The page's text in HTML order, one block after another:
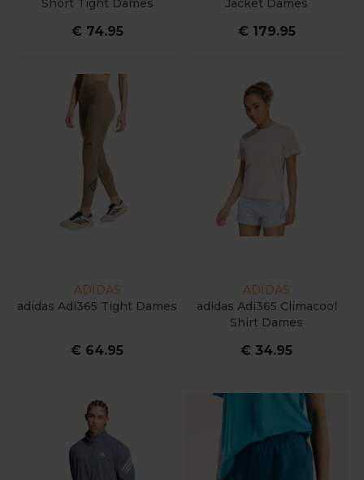
Short Tight Dames
€ 74.95
Jacket Dames
€ 179.95
ADIDAS
adidas Adi365 Tight Dames
€ 64.95
ADIDAS
adidas Adi365 Climacool
Shirt Dames
€ 34.95